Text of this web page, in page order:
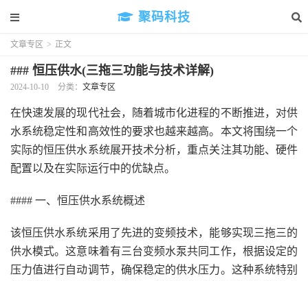
聚码科技
文章专区 > 正文
### 恒压供水(三拖三功能与技术详解)
2024-10-10 分类： 文章专区
在快速发展的现代社会，随着城市化进程的不断推进，对供
水系统稳定性和高效性的要求也越来越高。本文将围绕一个
实际的恒压供水系统展开技术分析，重点关注其功能、硬件
配置以及在实际运行中的优缺点。
#### 一、恒压供水系统概述
该恒压供水系统采用了先进的变频技术，能够实现三拖三的
供水模式。这意味着有三台变频水泵共同工作，根据设定的
压力值进行自动调节，确保稳定的供水压力。这种系统特别